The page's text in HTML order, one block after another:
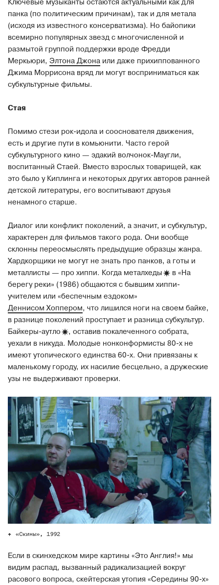
Ключевые музыканты остаются актуальными как для
панка (по политическим причинам), так и для метала
(исходя из известного консерватизма). Но байопики
всемирно популярных звезд с многочисленной и
размытой группой поддержки вроде Фредди
Меркьюри, Элтона Джона или даже прихиппованного
Джима Моррисона вряд ли могут восприниматься как
субкультурные фильмы.
Стая
Помимо стези рок-идола и сооснователя движения,
есть и другие пути в комьюнити. Часто герой
субкультурного кино — эдакий волчонок-Маугли,
воспитанный Стаей. Вместо взрослых товарищей, как
это было у Киплинга и некоторых других авторов ранней
детской литературы, его воспитывают друзья
ненамного старше.
Диалог или конфликт поколений, а значит, и субкультур,
характерен для фильмов такого рода. Они вообще
склонны переосмыслять предыдущие образцы жанра.
Хардкорщики не могут не знать про панков, а готы и
металлисты — про хиппи. Когда металхеды
в «На
берегу реки» (1986) общаются с бывшим хиппи-
учителем или «беспечным ездоком»
Деннисом Хоппером, что лишился ноги на своем байке,
в разнице поколений проступает и разница субкультур.
Байкеры-аутло
, оставив покалеченного собрата,
уехали в никуда. Молодые нонконформисты 80-х не
имеют утопического единства 60-х. Они привязаны к
маленькому городу, их насилие бесцельно, а дружеские
узы не выдерживают проверки.
«Скины», 1992
Если в скинхедском мире картины «Это Англия!» мы
видим распад, вызванный радикализацией вокруг
расового вопроса, скейтерская утопия «Середины 90-х»